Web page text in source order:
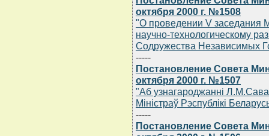
октября 2000 г. №1508
"О проведении V заседания
научно-технологическому
Содружества Независимых
-----
Постановление Совета
октября 2000 г. №1507
"Аб узнагароджаннi
Мiнiстраў Рэспублiкi
-----
Постановление Совета